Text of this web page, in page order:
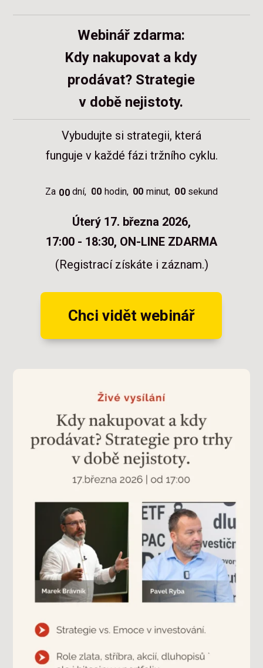
Webinář zdarma:
Kdy nakupovat a kdy
prodávat? Strategie
v době nejistoty.
Vybudujte si strategii, která
funguje v každé fázi tržního cyklu.
Za 00 dní 00 hodin 00 minut 00 sekund
Úterý 17. března 2026,
17:00 - 18:30, ON-LINE ZDARMA
(Registrací získáte i záznam.)
Chci vidět webinář